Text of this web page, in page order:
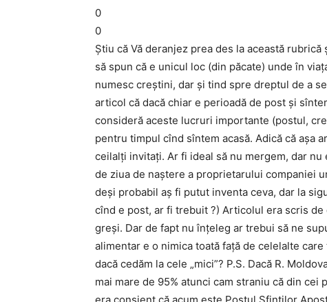
0
0
Ştiu că Vă deranjez prea des la această
să spun că e unicul loc (din păcate) unde în
numesc creştini, dar şi tind spre dreptul de a
articol că dacă chiar e perioadă de post şi
consideră aceste lucruri importante (postul,
pentru timpul cînd sîntem acasă. Adică că aşa
ceilalţi invitaţi. Ar fi ideal să nu mergem, dar
de ziua de naştere a proprietarului companiei
deşi probabil aş fi putut inventa ceva, dar la
cînd e post, ar fi trebuit ?) Articolul era scris
greşi. Dar de fapt nu înţeleg ar trebui să ne
alimentar e o nimica toată faţă de celelalte
dacă cedăm la cele „mici”? P.S. Dacă R.
mai mare de 95% atunci cam straniu că din